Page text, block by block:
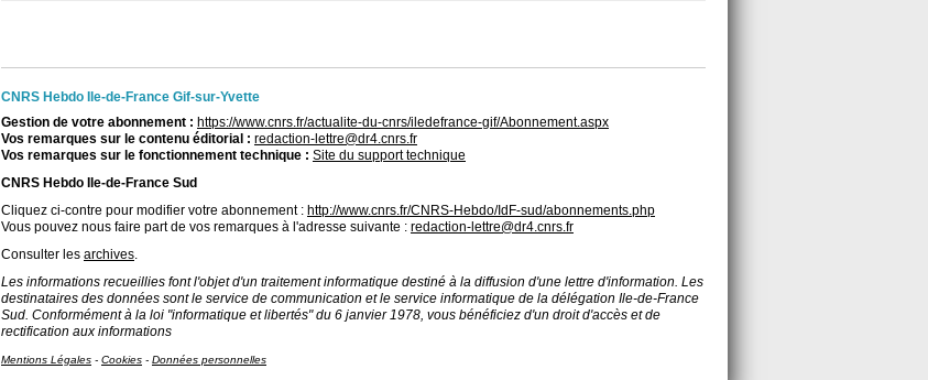
CNRS Hebdo Ile-de-France Gif-sur-Yvette
Gestion de votre abonnement : https://www.cnrs.fr/actualite-du-cnrs/iledefrance-gif/Abonnement.aspx
Vos remarques sur le contenu éditorial : redaction-lettre@dr4.cnrs.fr
Vos remarques sur le fonctionnement technique : Site du support technique
CNRS Hebdo Ile-de-France Sud
Cliquez ci-contre pour modifier votre abonnement : http://www.cnrs.fr/CNRS-Hebdo/IdF-sud/abonnements.php
Vous pouvez nous faire part de vos remarques à l'adresse suivante : redaction-lettre@dr4.cnrs.fr
Consulter les archives.
Les informations recueillies font l'objet d'un traitement informatique destiné à la diffusion d'une lettre d'information. Les
destinataires des données sont le service de communication et le service informatique de la délégation Ile-de-France
Sud. Conformément à la loi "informatique et libertés" du 6 janvier 1978, vous bénéficiez d'un droit d'accès et de
rectification aux informations
Mentions Légales - Cookies - Données personnelles